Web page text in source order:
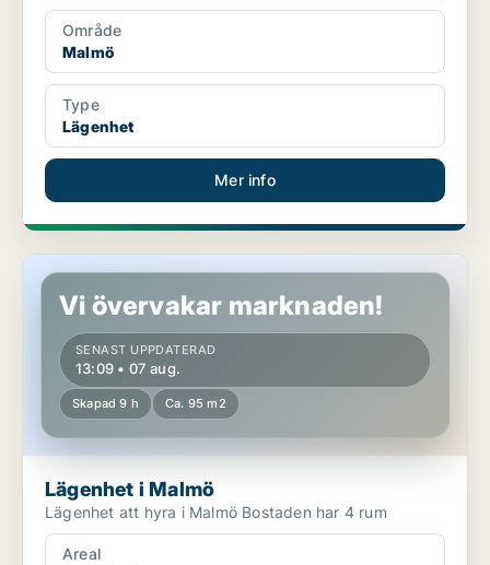
Område
Malmö
Type
Lägenhet
Mer info
Lägenhet i Malmö
Vi övervakar marknaden!
SENAST UPPDATERAD
13:09 • 07 aug.
Skapad 9 h Ca. 95 m2
Lägenhet i Malmö
Lägenhet att hyra i Malmö Bostaden har 4 rum
Areal